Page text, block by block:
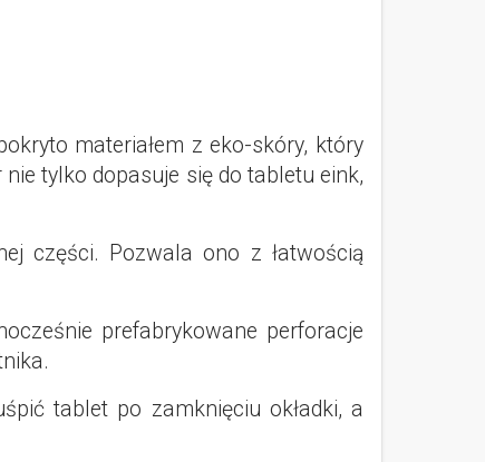
materiałem z eko-skóry, który
tylko dopasuje się do tabletu eink,
części. Pozwala ono z łatwością
prefabrykowane perforacje
tablet po zamknięciu okładki, a